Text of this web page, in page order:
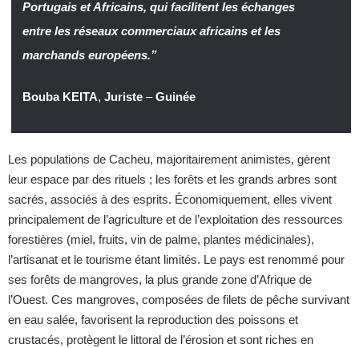
Portugais et Africains, qui facilitent les échanges
entre les réseaux commerciaux africains et les
marchands européens.”
Bouba KEITA, Juriste–Guinée
Les populations de Cacheu, majoritairement animistes, gèrent
leur espace par des rituels ; les forêts et les grands arbres sont
sacrés, associés à des esprits. Économiquement, elles vivent
principalement de l’agriculture et de l’exploitation des ressources
forestières (miel, fruits, vin de palme, plantes médicinales),
l’artisanat et le tourisme étant limités. Le pays est renommé pour
ses forêts de mangroves, la plus grande zone d’Afrique de
l’Ouest. Ces mangroves, composées de filets de pêche survivant
en eau salée, favorisent la reproduction des poissons et
crustacés, protègent le littoral de l’érosion et sont riches en